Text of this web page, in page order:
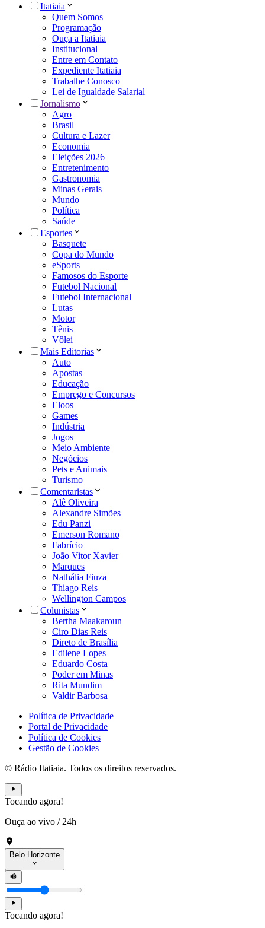
Itatiaia
Quem Somos
Programação
Ouça a Itatiaia
Institucional
Entre em Contato
Expediente Itatiaia
Trabalhe Conosco
Lei de Igualdade Salarial
Jornalismo
Agro
Brasil
Cultura e Lazer
Economia
Eleições 2026
Entretenimento
Gastronomia
Minas Gerais
Mundo
Política
Saúde
Esportes
Basquete
Copa do Mundo
eSports
Famosos do Esporte
Futebol Nacional
Futebol Internacional
Lutas
Motor
Tênis
Vôlei
Mais Editorias
Auto
Apostas
Educação
Emprego e Concursos
Eloos
Games
Indústria
Jogos
Meio Ambiente
Negócios
Pets e Animais
Turismo
Comentaristas
Alê Oliveira
Alexandre Simões
Edu Panzi
Emerson Romano
Fabrício
João Vitor Xavier
Marques
Nathália Fiuza
Thiago Reis
Wellington Campos
Colunistas
Bertha Maakaroun
Ciro Dias Reis
Direto de Brasília
Edilene Lopes
Eduardo Costa
Poder em Minas
Rita Mundim
Valdir Barbosa
Política de Privacidade
Portal de Privacidade
Política de Cookies
Gestão de Cookies
© Rádio Itatiaia. Todos os direitos reservados.
Tocando agora!
Ouça ao vivo / 24h
Belo Horizonte
Tocando agora!